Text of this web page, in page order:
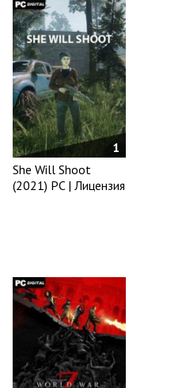
1
She Will Shoot
(2021) PC | Лицензия